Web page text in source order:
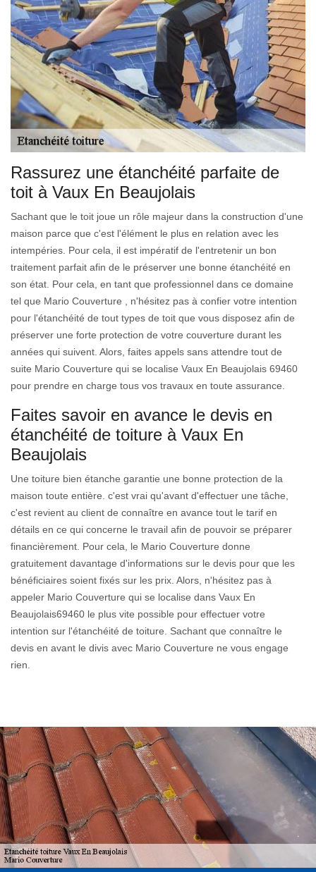
Rassurez une étanchéité parfaite de
toit à Vaux En Beaujolais
Sachant que le toit joue un rôle majeur dans la construction d'une
maison parce que c'est l'élément le plus en relation avec les
intempéries. Pour cela, il est impératif de l'entretenir un bon
traitement parfait afin de le préserver une bonne étanchéité en
son état. Pour cela, en tant que professionnel dans ce domaine
tel que Mario Couverture , n'hésitez pas à confier votre intention
pour l'étanchéité de tout types de toit que vous disposez afin de
préserver une forte protection de votre couverture durant les
années qui suivent. Alors, faites appels sans attendre tout de
suite Mario Couverture qui se localise Vaux En Beaujolais 69460
pour prendre en charge tous vos travaux en toute assurance.
Faites savoir en avance le devis en
étanchéité de toiture à Vaux En
Beaujolais
Une toiture bien étanche garantie une bonne protection de la
maison toute entière. c'est vrai qu'avant d'effectuer une tâche,
c'est revient au client de connaître en avance tout le tarif en
détails en ce qui concerne le travail afin de pouvoir se préparer
financièrement. Pour cela, le Mario Couverture donne
gratuitement davantage d'informations sur le devis pour que les
bénéficiaires soient fixés sur les prix. Alors, n'hésitez pas à
appeler Mario Couverture qui se localise dans Vaux En
Beaujolais69460 le plus vite possible pour effectuer votre
intention sur l'étanchéité de toiture. Sachant que connaître le
devis en avant le divis avec Mario Couverture ne vous engage
rien.